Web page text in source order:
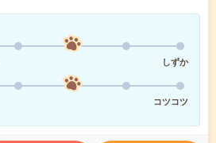
しずか
コツコツ